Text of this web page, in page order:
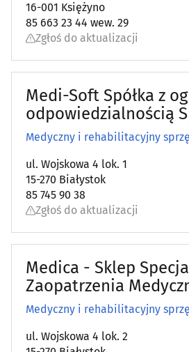
Leczenie uzależnień(11)
Logopedia(25)
Medycyna estetyczna(39)
Medycyna naturalna(30)
Medycyna pracy (12)
Medyczna aparatura i materiały
Nefrologia(5)
Neurochirurgia(4)
Neurologia(21)
16-001 Księżyno
85 663 23 44 wew. 29
Zgłoś do aktualizacji
Medi-Soft Spółka z
odpowiedzialnością
Medyczny i rehabilitacyjny
ul. Wojskowa 4 lok. 1
15-270 Białystok
85 745 90 38
Zgłoś do aktualizacji
Medica - Sklep
Zaopatrzenia
Medyczny i rehabilitacyjny
ul. Wojskowa 4 lok. 2